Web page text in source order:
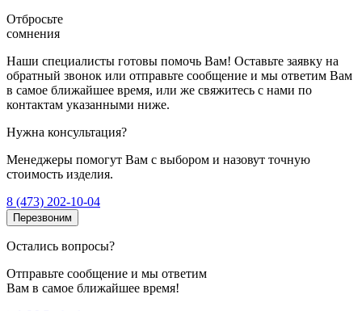
Отбросьте
сомнения
Наши специалисты готовы помочь Вам! Оставьте заявку на
обратный звонок или отправьте сообщение и мы ответим Вам
в самое ближайшее время, или же свяжитесь с нами по
контактам указанными ниже.
Нужна консультация?
Менеджеры помогут Вам с выбором и назовут точную
стоимость изделия.
8 (473) 202-10-04
Перезвоним
Остались вопросы?
Отправьте сообщение и мы ответим
Вам в самое ближайшее время!